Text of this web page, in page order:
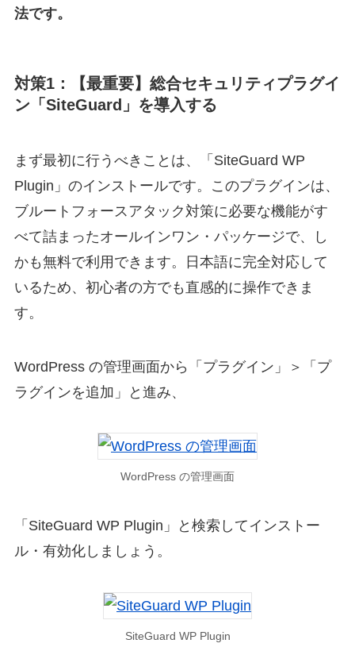
法です。
対策1：【最重要】総合セキュリティプラグイ
ン「SiteGuard」を導入する
まず最初に行うべきことは、「SiteGuard WP
Plugin」のインストールです。このプラグインは、
ブルートフォースアタック対策に必要な機能がす
べて詰まったオールインワン・パッケージで、し
かも無料で利用できます。日本語に完全対応して
いるため、初心者の方でも直感的に操作できま
す。
WordPress の管理画面から「プラグイン」＞「プ
ラグインを追加」と進み、
WordPress の管理画面
「SiteGuard WP Plugin」と検索してインストー
ル・有効化しましょう。
SiteGuard WP Plugin